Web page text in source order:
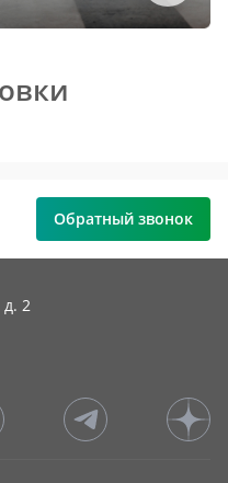
Обратный звонок
д. 2